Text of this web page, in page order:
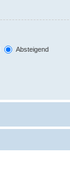
Absteigend